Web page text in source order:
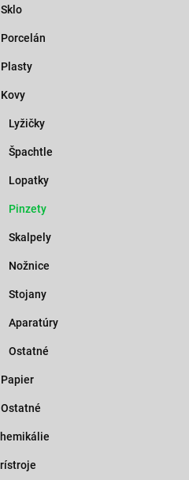
Sklo
Porcelán
Plasty
Kovy
Lyžičky
Špachtle
Lopatky
Pinzety
Skalpely
Nožnice
Stojany
Aparatúry
Ostatné
Papier
Ostatné